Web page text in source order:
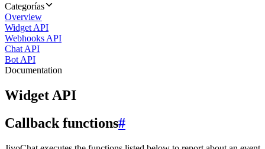
Categorías
Overview
Widget API
Webhooks API
Chat API
Bot API
Documentation
Widget API
Callback functions#